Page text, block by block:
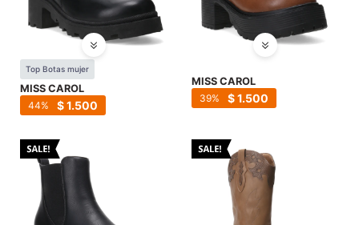
Top Botas mujer
MISS CAROL
$1.500
44
MISS CAROL
$1.500
39